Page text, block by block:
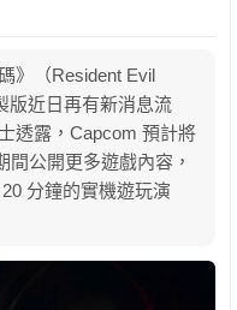
》（Resident Evil
版近日再有新消息流
透露，Capcom 預計將
公開更多遊戲內容，
分鐘的實機遊玩演